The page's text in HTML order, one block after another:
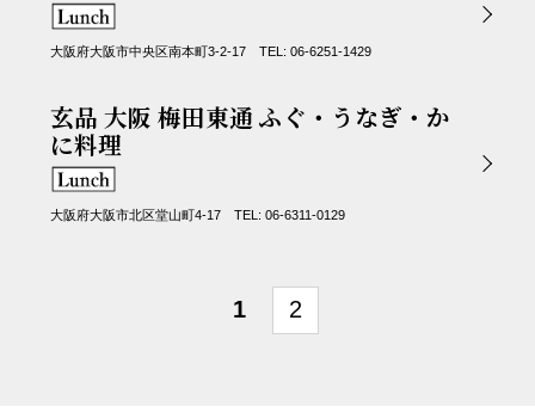
大阪府大阪市中央区南本町3-2-17 TEL: 06-6251-1429
玄品 大阪 梅田東通 ふぐ・うなぎ・か
に料理
大阪府大阪市北区堂山町4-17 TEL: 06-6311-0129
1 2